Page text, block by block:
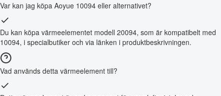
Var kan jag köpa Aoyue 10094 eller alternativet?
Du kan köpa värmeelementet modell 20094, som är kompatibelt med
10094, i specialbutiker och via länken i produktbeskrivningen.
Vad används detta värmeelement till?